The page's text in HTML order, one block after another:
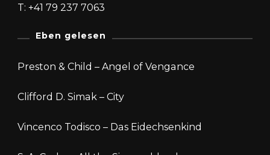
T: +41 79 237 7063
Eben gelesen
Preston & Child – Angel of Vengance
Clifford D. Simak – City
Vincenco Todisco – Das Eidechsenkind